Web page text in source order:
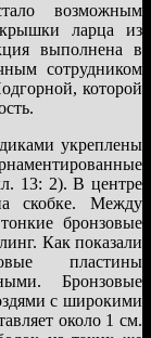
возможным
ларца из
выполнена в
сотрудником
которой
укреплены
13: 2). В центре
скобке. Между
бронзовые
Как показали
пластины
Бронзовые
с широкими
около 1 см.